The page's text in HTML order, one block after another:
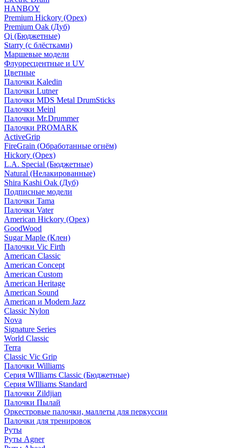
HANBOY
Premium Hickory (Орех)
Premium Oak (Дуб)
Qi (Бюджетные)
Starry (с блёстками)
Маршевые модели
Флуоресцентные и UV
Цветные
Палочки Kaledin
Палочки Lutner
Палочки MDS Metal DrumSticks
Палочки Meinl
Палочки Mr.Drummer
Палочки PROMARK
ActiveGrip
FireGrain (Обработанные огнём)
Hickory (Орех)
L.A. Special (Бюджетные)
Natural (Нелакированные)
Shira Kashi Oak (Дуб)
Подписные модели
Палочки Tama
Палочки Vater
American Hickory (Орех)
GoodWood
Sugar Maple (Клен)
Палочки Vic Firth
American Classic
American Concept
American Custom
American Heritage
American Sound
American и Modern Jazz
Classic Nylon
Nova
Signature Series
World Classic
Terra
Classic Vic Grip
Палочки Williams
Серия WIlliams Classic (Бюджетные)
Серия WIlliams Standard
Палочки Zildjian
Палочки Пылай
Оркестровые палочки, маллеты для перкуссии
Палочки для тренировок
Руты
Руты Agner